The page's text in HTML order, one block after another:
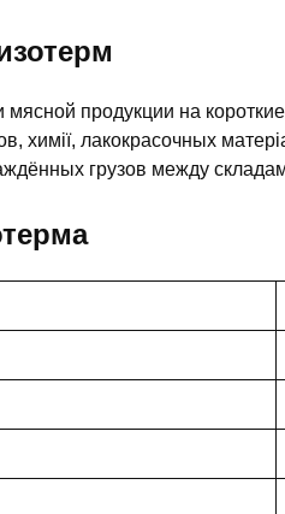
продукции на
химії, лакокрасочных
грузов между